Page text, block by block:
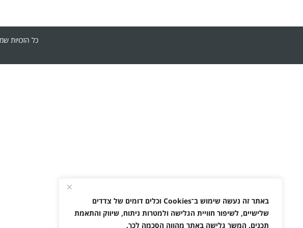
באתר זה נעשה שימוש ב־Cookies וכלים דומים של צדדים
שלישיים, לשיפור חוויית הגלישה ולמטרות ניתוח, שיווק והתאמת
תכנים. המשך גלישה באתר מהווה הסכמה לכך.
כל הזכויות